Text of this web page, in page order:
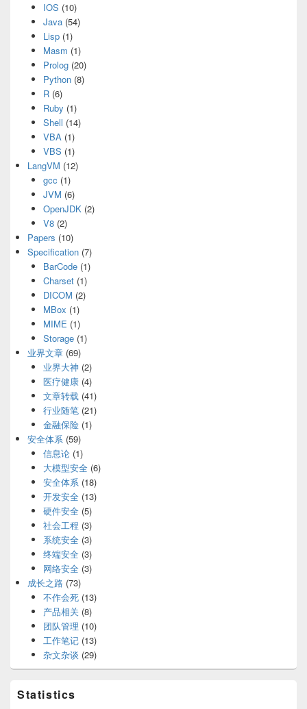
IOS (10)
Java(54)
Lisp(1)
Masm (1)
Prolog(20)
Python(8)
R(6)
Ruby (1)
Shell (14)
VBA(1)
VBS (1)
LangVM (12)
gcc (1)
JVM (6)
OpenJDK(2)
V8(2)
Papers (10)
Specification (7)
BarCode(1)
Charset(1)
DICOM (2)
MBox (1)
MIME (1)
Storage(1)
业界文章 (69)
业界大神 (2)
医疗健康(4)
文章转载(41)
行业随笔(21)
金融保险(1)
安全体系 (59)
信息论(1)
大模型安全(6)
安全体系(18)
开发安全(13)
硬件安全(5)
社会工程 (3)
系统安全(3)
终端安全(3)
网络安全(3)
成长之路 (73)
不作会死(13)
产品相关 (8)
团队管理 (10)
工作笔记(13)
杂文杂谈 (29)
Statistics